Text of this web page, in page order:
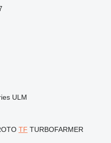
ULM
TF TURBOFARMER